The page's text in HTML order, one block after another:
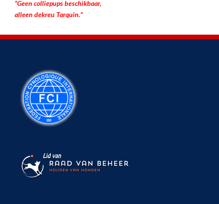
“Geen colliepups beschikbaar,
alleen dekreu Tarquin.”